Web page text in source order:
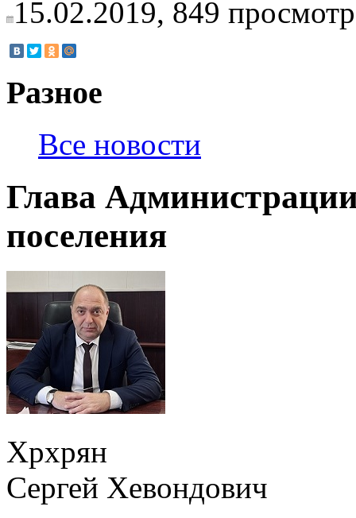
15.02.2019, 849
Разное
Все новости
Глава
поселения
Хрхрян
Сергей Хевондович